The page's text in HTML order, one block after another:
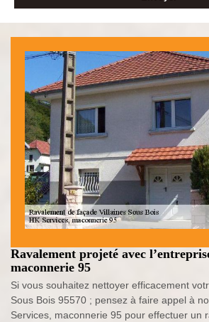
Ravalement projeté avec
maconnerie 95
Si vous souhaitez nettoyer efficacement
Sous Bois 95570 ; pensez à faire appel à
Services, maconnerie 95 pour effectuer un